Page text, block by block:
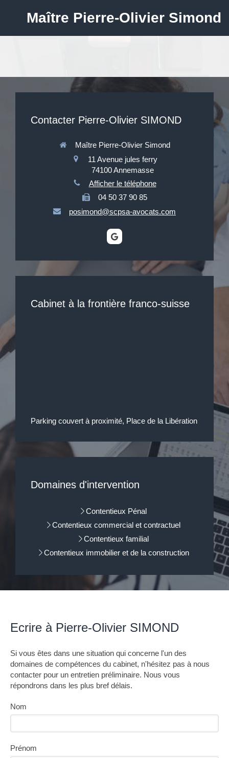
Maître Pierre-Olivier Simond
Contacter Pierre-Olivier SIMOND
Maître Pierre-Olivier Simond
11 Avenue jules ferry
74100 Annemasse
Afficher le téléphone
04 50 37 90 85
posimond@scpsa-avocats.com
Cabinet à la frontière franco-suisse
Parking couvert à proximité, Place de la Libération
Domaines d'intervention
Contentieux Pénal
Contentieux commercial et contractuel
Contentieux familial
Contentieux immobilier et de la construction
Ecrire à Pierre-Olivier SIMOND
Si vous êtes dans une situation qui concerne l'un des
domaines de compétences du cabinet, n'hésitez pas à nous
contacter pour un entretien préliminaire. Nous vous
répondrons dans les plus bref délais.
Nom
Prénom